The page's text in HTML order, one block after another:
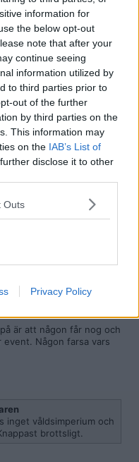
information for
the below opt-out
note that after your
continue seeing
information utilized by
to third parties prior to
out of the further
by third parties on the
This information may
on the IAB’s List of
disclose it to other
Outs
Privacy Policy
Reg: Aug 2023
Reg: Mar 2017
lite som polis?
hela området och sen
peppra med gummikulor.
dem i fängelse några år
och stiftat seriösa
sina vänner som äger
är att någon får nog och
Någon farsa vars
inget våldsimperium och
brottsligt.